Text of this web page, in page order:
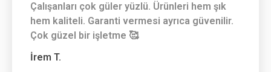
Çalışanları çok güler yüzlü. Ürünleri hem şık
hem kaliteli. Garanti vermesi ayrıca güvenilir.
Çok güzel bir işletme 🥰
İrem T.